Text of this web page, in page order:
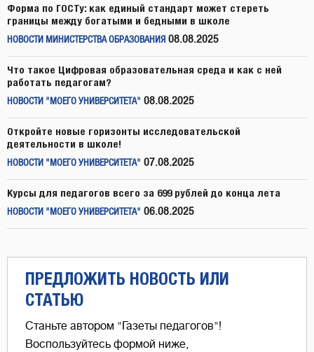
Форма по ГОСТу: как единый стандарт может стереть
границы между богатыми и бедными в школе
НОВОСТИ МИНИСТЕРСТВА ОБРАЗОВАНИЯ 08.08.2025
Что такое Цифровая образовательная среда и как с ней
работать педагогам?
НОВОСТИ "МОЕГО УНИВЕРСИТЕТА" 08.08.2025
Откройте новые горизонты исследовательской
деятельности в школе!
НОВОСТИ "МОЕГО УНИВЕРСИТЕТА" 07.08.2025
Курсы для педагогов всего за 699 рублей до конца лета
НОВОСТИ "МОЕГО УНИВЕРСИТЕТА" 06.08.2025
ПРЕДЛОЖИТЬ НОВОСТЬ ИЛИ
СТАТЬЮ
Станьте автором "Газеты педагогов"!
Воспользуйтесь формой ниже,